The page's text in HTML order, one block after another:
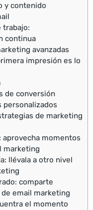
y contenido
trabajo:
continua
avanzadas
impresión es lo
de conversión
personalizados
de marketing
aprovecha momentos
marketing
llévala a otro nivel
comparte
email marketing
el momento